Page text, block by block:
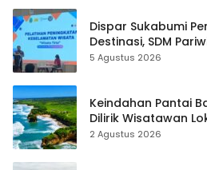
Dispar Sukabumi
Destinasi, SDM
hingga Teknik
5 Agustus 2026
Keindahan Pantai
Dilirik Wisatawan
2 Agustus 2026